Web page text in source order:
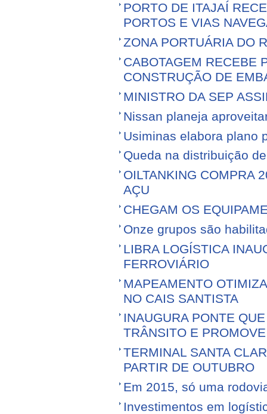
PORTO DE ITAJAÍ
PORTOS E VIAS
ZONA PORTUÁRIA DO
CABOTAGEM RECEBE
CONSTRUÇÃO DE
MINISTRO DA SEP
Nissan planeja
Usiminas elabora plano
Queda na distribuição
OILTANKING COMPRA
AÇU
CHEGAM OS
Onze grupos são
LIBRA LOGÍSTICA
FERROVIÁRIO
MAPEAMENTO
NO CAIS SANTISTA
INAUGURA PONTE
TRÂNSITO E
TERMINAL SANTA
PARTIR DE OUTUBRO
Em 2015, só uma
Investimentos em